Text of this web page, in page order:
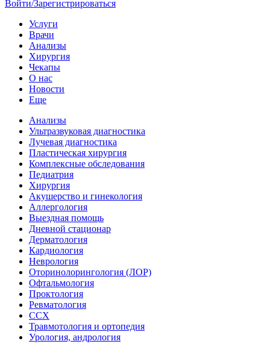
Войти/Зарегистрироваться
Услуги
Врачи
Анализы
Хирургия
Чекапы
О нас
Новости
Еще
Анализы
Ультразвуковая диагностика
Лучевая диагностика
Пластическая хирургия
Комплексные обследования
Педиатрия
Хирургия
Акушерство и гинекология
Аллергология
Выездная помощь
Дневной стационар
Дерматология
Кардиология
Неврология
Оторинолорингология (ЛОР)
Офтальмология
Проктология
Ревматология
ССХ
Травмотология и ортопедия
Урология, андрология